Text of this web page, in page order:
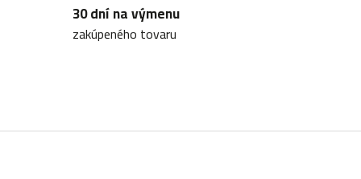
30 dní na výmenu
zakúpeného tovaru